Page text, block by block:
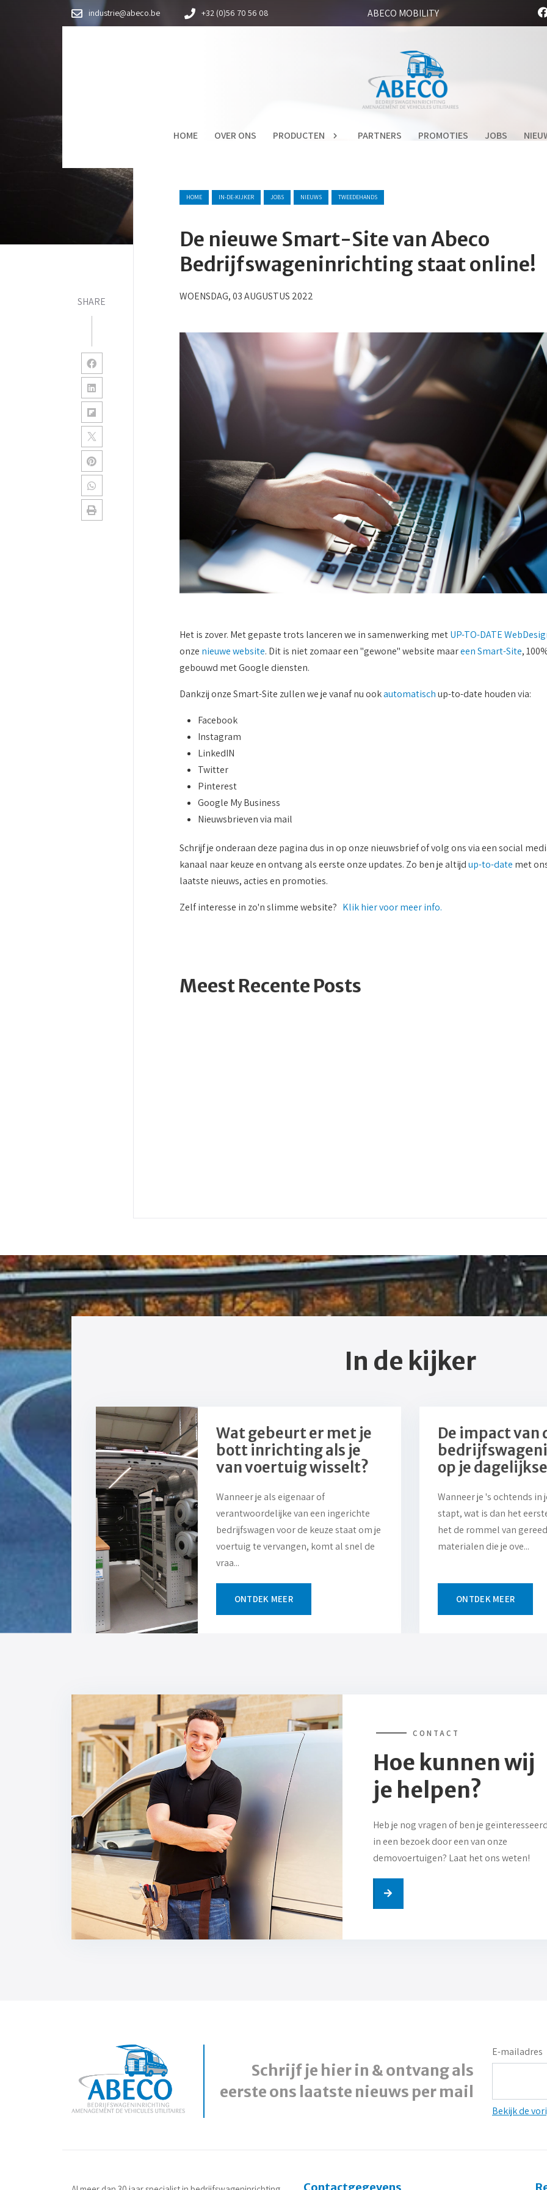
industrie@abeco.be +32 (0)56 70 56 08 ABECO MOBILITY
HOME OVER ONS PRODUCTEN PARTNERS PROMOTIES JOBS
SHARE
HOME IN-DE-KIJKER JOBS NIEUWS TWEEDEHANDS
De nieuwe Smart-Site van Abeco
Bedrijfswageninrichting staat online!
WOENSDAG, 03 AUGUSTUS 2022
Het is zover. Met gepaste trots lanceren we in samenwerking metUP-TO-DATE
onze nieuwe website. Dit is niet zomaar een "gewone" website maareen Smart-Site,
gebouwd met Google diensten.
Dankzij onze Smart-Site zullen we je vanaf nu ookautomatischup-to-date houden via:
Facebook
Instagram
LinkedIN
Twitter
Pinterest
Google My Business
Nieuwsbrieven via mail
Schrijf je onderaan deze pagina dus in op onze nieuwsbrief of volg ons via een social
kanaal naar keuze en ontvang als eerste onze updates. Zo ben je altijdup-to-date met
laatste nieuws, acties en promoties.
Zelf interesse in zo'n slimme website? Klik hier voor meer info.
Meest Recente Posts
In de kijker
Wat gebeurt er met je
bott inrichting als je
van voertuig wisselt?
Wanneer je als eigenaar of
verantwoordelijke van een ingerichte
bedrijfswagen voor de keuze staat om je
voertuig te vervangen, komt al snel de
vraa...
ONTDEK MEER
De impact van
op je
Wanneer je 's ochtends in
stapt, wat is dan het
het de rommel van
materialen die je ove...
ONTDEK MEER
CONTACT
Hoe kunnen wij
je helpen?
Heb je nog vragen of ben je
in een bezoek door een van onze
demovoertuigen? Laat het ons weten!
Schrijf je hier in & ontvang als
eerste ons laatste nieuws per mail
E-mailadres
Bekijk de
Contactgegevens